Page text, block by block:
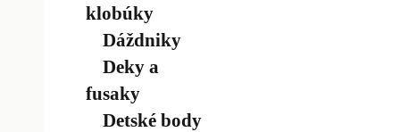
klobúky
Dáždniky
Deky a
fusaky
Detské body